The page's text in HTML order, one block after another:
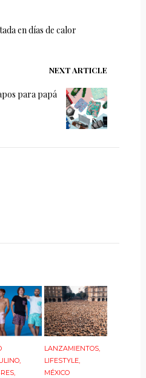
en días de calor
NEXT ARTICLE
para papá
LANZAMIENTOS
LIFESTYLE
MÉXICO